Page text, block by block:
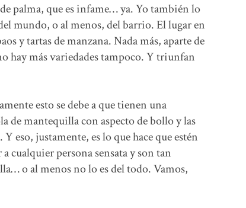
palma, que es infame… ya. Yo también lo
mundo, o al menos, del barrio. El lugar en
y tartas de manzana. Nada más, aparte de
hay más variedades tampoco. Y triunfan
esto se debe a que tienen una
de mantequilla con aspecto de bollo y las
eso, justamente, es lo que hace que estén
cualquier persona sensata y son tan
o al menos no lo es del todo. Vamos,